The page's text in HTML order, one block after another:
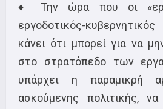
♦ Την ώρα που οι
εργοδοτικός-
κάνει ότι μπορεί για να
στο στρατόπεδο των
υπάρχει η παραμικρή
ασκούμενης πολιτικής,